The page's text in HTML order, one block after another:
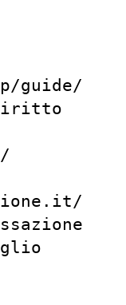
guide/